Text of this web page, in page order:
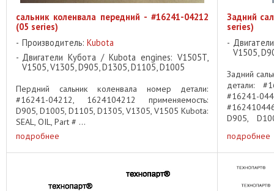
сальник коленвала передний - #16241-04212
(05 series)
Производитель: Kubota
Двигатели Кубота / Kubota engines: V1505T,
V1505, V1305, D905, D1305, D1105, D1005
Пердний сальник коленвала номер детали:
#16241-04212, 1624104212 применяемость:
D905, D1005, D1105, D1305, V1305, V1505 Kubota:
SEAL, OIL, Part # ...
подробнее
Задний
series)
V1505,
Задний
детали:
#16241-
D905,
подробнее